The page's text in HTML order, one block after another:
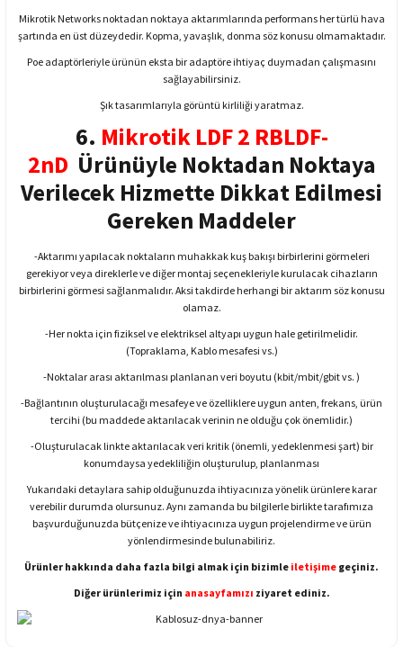
Mikrotik Networks noktadan noktaya aktarımlarında performans her türlü hava
şartında en üst düzeydedir. Kopma, yavaşlık, donma söz konusu olmamaktadır.
Poe adaptörleriyle ürünün eksta bir adaptöre ihtiyaç duymadan çalışmasını
sağlayabilirsiniz.
Şık tasarımlarıyla görüntü kirliliği yaratmaz.
6. Mikrotik LDF 2 RBLDF-
2nD Ürünüyle Noktadan Noktaya
Verilecek Hizmette Dikkat Edilmesi
Gereken Maddeler
-Aktarımı yapılacak noktaların muhakkak kuş bakışı birbirlerini görmeleri
gerekiyor veya direklerle ve diğer montaj seçenekleriyle kurulacak cihazların
birbirlerini görmesi sağlanmalıdır. Aksi takdirde herhangi bir aktarım söz konusu
olamaz.
-Her nokta için fiziksel ve elektriksel altyapı uygun hale getirilmelidir.
(Topraklama, Kablo mesafesi vs.)
-Noktalar arası aktarılması planlanan veri boyutu (kbit/mbit/gbit vs. )
-Bağlantının oluşturulacağı mesafeye ve özelliklere uygun anten, frekans, ürün
tercihi (bu maddede aktarılacak verinin ne olduğu çok önemlidir.)
-Oluşturulacak linkte aktarılacak veri kritik (önemli, yedeklenmesi şart) bir
konumdaysa yedekliliğin oluşturulup, planlanması
Yukarıdaki detaylara sahip olduğunuzda ihtiyacınıza yönelik ürünlere karar
verebilir durumda olursunuz. Aynı zamanda bu bilgilerle birlikte tarafımıza
başvurduğunuzda bütçenize ve ihtiyacınıza uygun projelendirme ve ürün
yönlendirmesinde bulunabiliriz.
Ürünler hakkında daha fazla bilgi almak için bizimle iletişime geçiniz.
Diğer ürünlerimiz için anasayfamızı ziyaret ediniz.